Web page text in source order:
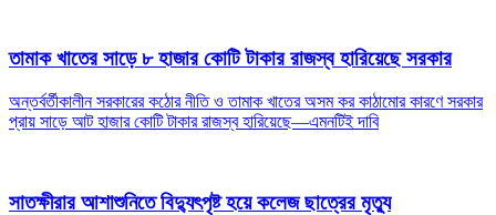
তামাক খাতের সাড়ে ৮ হাজার কোটি টাকার রাজস্ব হারিয়েছে সরকার
অন্তর্বর্তীকালীন সরকারের কঠোর নীতি ও তামাক খাতের অসম কর কাঠামোর কারণে সরকার
প্রায় সাড়ে আট হাজার কোটি টাকার রাজস্ব হারিয়েছে—এমনটিই দাবি
সাতক্ষীরার আশাশুনিতে বিদ্যুৎপৃষ্ট হয়ে কলেজ ছাত্রের মৃত্যু